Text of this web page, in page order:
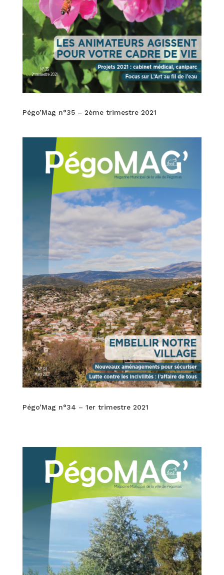
Pégo’Mag n°35 – 2ème trimestre 2021
Pégo’Mag n°34 – 1er trimestre 2021